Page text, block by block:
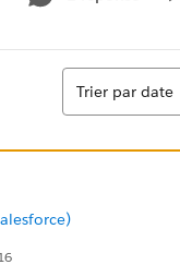
Tri
Trier par date